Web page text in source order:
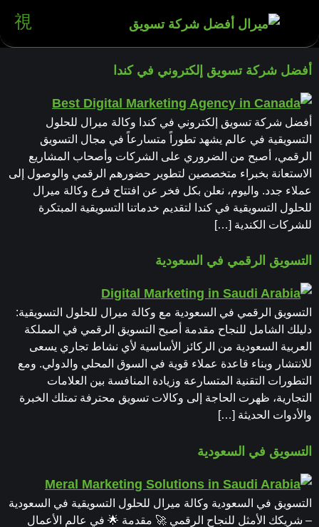
أفضل شركة تسويق إلكتروني في كندا
أفضل شركة تسويق إلكتروني في كندا وكالة ميرال للحلول
التسويقية في عالم يشهد تطوراً متسارعاً في مجال التسويق
الرقمي، أصبح من الضروري على الشركات وأصحاب المشاريع
الاستعانة بخبراء متخصصين لتطوير حضورهم الرقمي والوصول إلى
عملاء جدد. واليوم، نعلن بكل فخر عن افتتاح فرع وكالة ميرال
للحلول التسويقية في كندا لتقديم خدماتنا التسويقية المبتكرة
للشركات الكندية […]
التسويق الرقمي في السعودية
التسويق الرقمي في السعودية مع وكالة ميرال للحلول التسويقية:
دليلك الشامل للنجاح مقدمة أصبح التسويق الرقمي في المملكة
العربية السعودية من الركائز الأساسية لأي نشاط تجاري يسعى
للانتشار وبناء قاعدة عملاء قوية في السوق المحلي والدولي. ومع
التطورات التقنية المتسارعة وزيادة المنافسة بين العلامات
التجارية، ظهرت الحاجة إلى وكالات تسويق محترفة تمتلك الخبرة
والأدوات الحديثة […]
التسويق في السعودية
التسويق في السعودية وكالة ميرال للحلول التسويقية في السعودية
– شريكك الأمثل للنجاح الرقمي 🚀 مقدمة 🌟 في عالم الأعمال